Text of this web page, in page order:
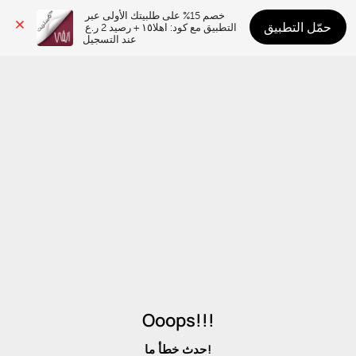
عند التسجيل
حمّل التطبيق
Ooops!!!
حدث خطأ ما!